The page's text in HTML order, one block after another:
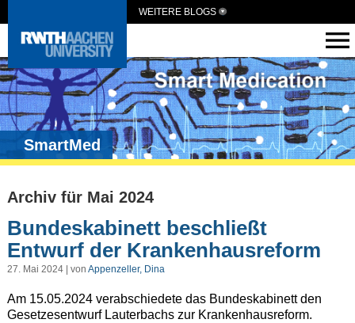
WEITERE BLOGS
SmartMed
Archiv für Mai 2024
Bundeskabinett beschließt
Entwurf der Krankenhausreform
27. Mai 2024 | von Appenzeller, Dina
Am 15.05.2024 verabschiedete das Bundeskabinett den
Gesetzesentwurf Lauterbachs zur Krankenhausreform.